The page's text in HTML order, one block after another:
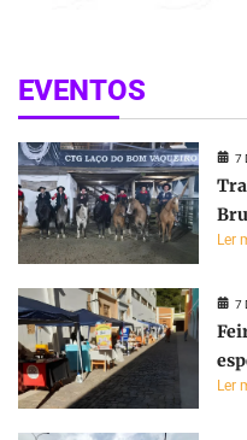
EVENTOS
7
Ler
7
Ler